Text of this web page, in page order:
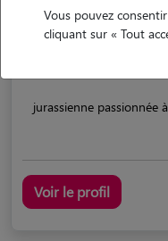
maison
jurassienne passionnée
Voir le profil
Vous pouvez
cliquant sur « Tout